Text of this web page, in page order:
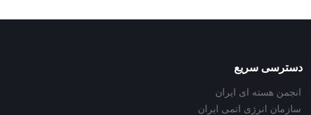
دسترسی سریع
انجمن هسته ای ایران
سازمان انرژی اتمی ایران